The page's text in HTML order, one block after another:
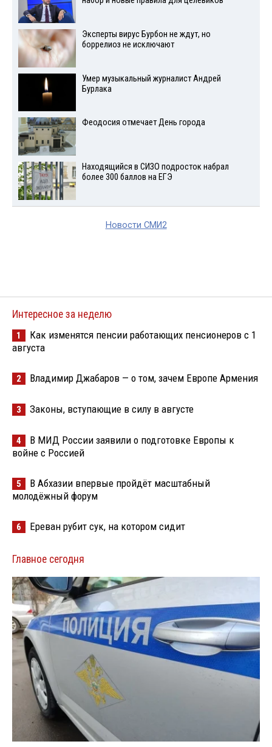
Эксперты вирус Бурбон не ждут, но
боррелиоз не исключают
Умер музыкальный журналист Андрей
Бурлака
Феодосия отмечает День города
Находящийся в СИЗО подросток набрал
более 300 баллов на ЕГЭ
Новости СМИ2
Интересное за неделю
1
Как изменятся пенсии работающих пенсионеров с 1
августа
2 Владимир Джабаров — о том, зачем Европе Армения
3 Законы, вступающие в силу в августе
4
В МИД России заявили о подготовке Европы к
войне с Россией
5
В Абхазии впервые пройдёт масштабный
молодёжный форум
6 Ереван рубит сук, на котором сидит
Главное сегодня